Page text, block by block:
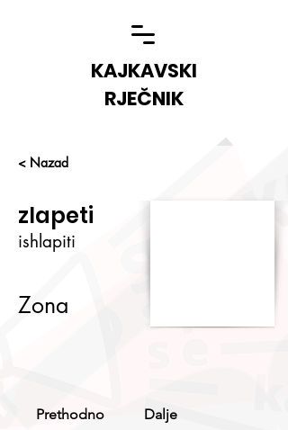
KAJKAVSKI
RJEČNIK
< Nazad
zlapeti
ishlapiti
Zona
Prethodno Dalje